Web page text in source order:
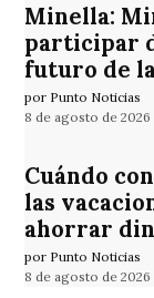
Minella:
participar
futuro de
por Punto Noticias
8 de agosto de 2026
Cuándo
las
ahorrar
por Punto Noticias
8 de agosto de 2026